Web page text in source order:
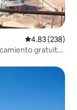
Calificación
4.83 (238)
gratuito